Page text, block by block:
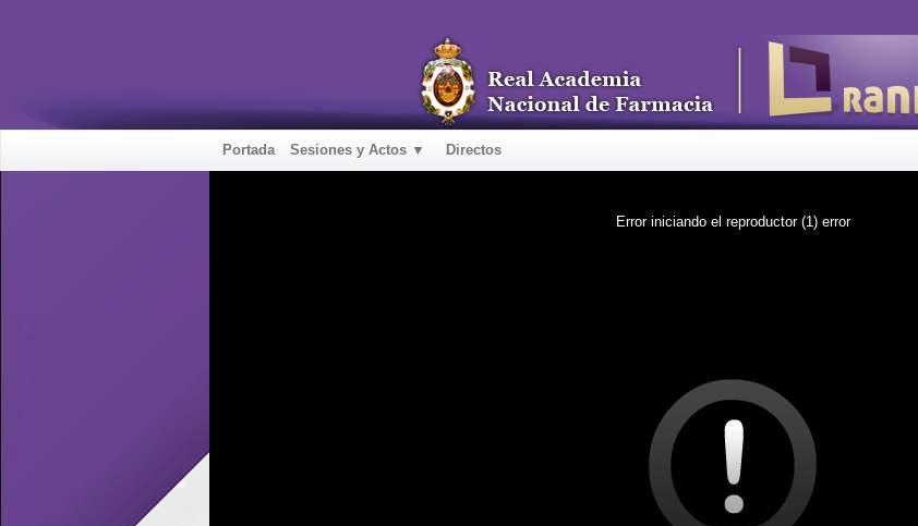
Portada Sesiones y Actos ▼ Directos
Error iniciando el reproductor (1) error